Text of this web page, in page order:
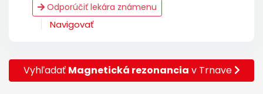
Odporúčiť lekára známenu
Navigovať
Vyhľadať Magnetická rezonancia v Trnave